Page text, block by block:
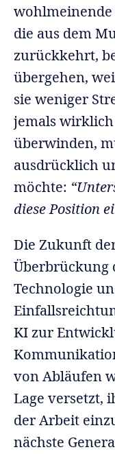
die aus dem
zurückkehrt,
übergehen,
sie weniger
jemals wirklich
überwinden,
ausdrücklich
möchte:
diese Position
Die Zukunft
Überbrückung
Technologie
KI zur
von Abläufen
Lage versetzt,
der Arbeit
nächste